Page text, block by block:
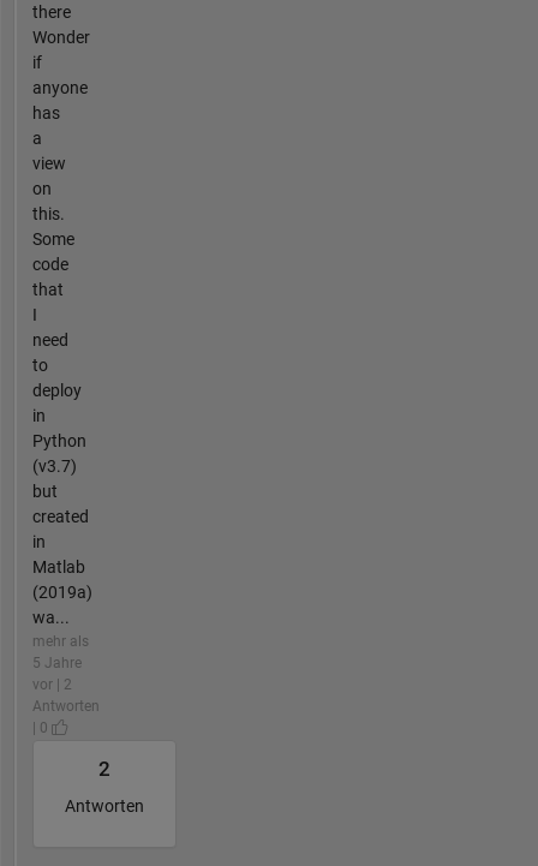
there
Wonder
if
anyone
has
a
view
on
this.
Some
code
that
I
need
to
deploy
in
Python
(v3.7)
but
created
in
Matlab
(2019a)
wa...
mehr als
5 Jahre
vor | 2
Antworten
| 0
2
Antworten